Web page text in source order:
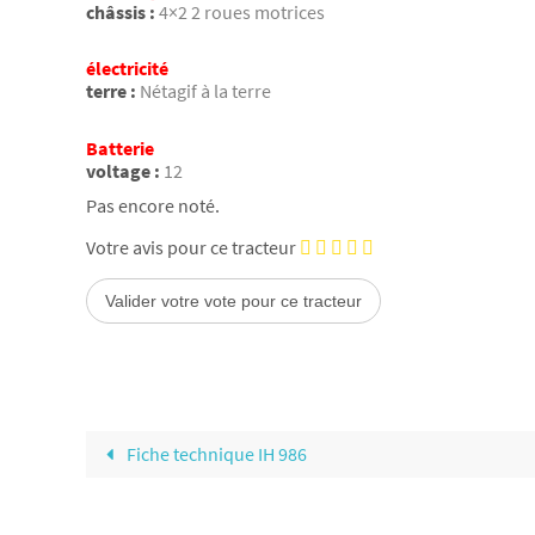
châssis : 4×2 2 roues motrices
électricité
terre : Nétagif à la terre
Batterie
voltage : 12
Pas encore noté.
Votre avis pour ce tracteur
Fiche technique IH 986